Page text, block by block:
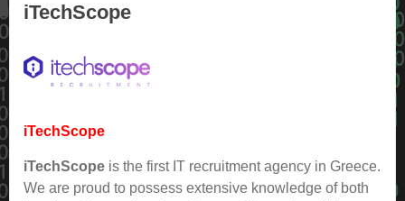
iTechScope
iTechScope
iTechScope is the first IT recruitment agency in Greece.
We are proud to possess extensive knowledge of both